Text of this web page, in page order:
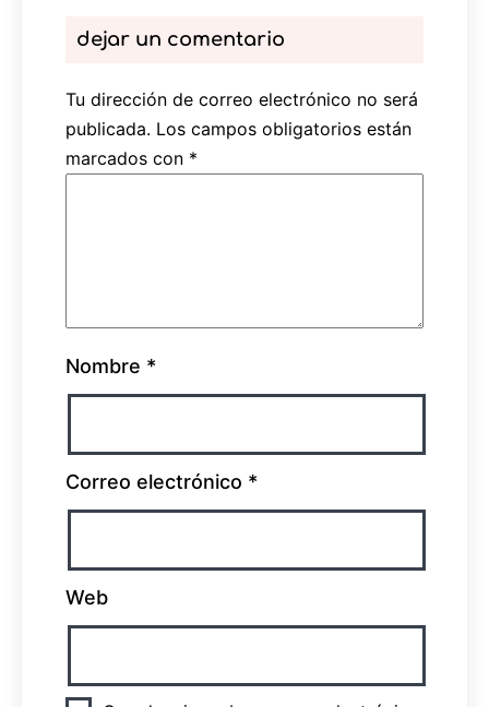
dejar un comentario
Tu dirección de correo electrónico no será
publicada. Los campos obligatorios están
marcados con *
Nombre *
Correo electrónico *
Web